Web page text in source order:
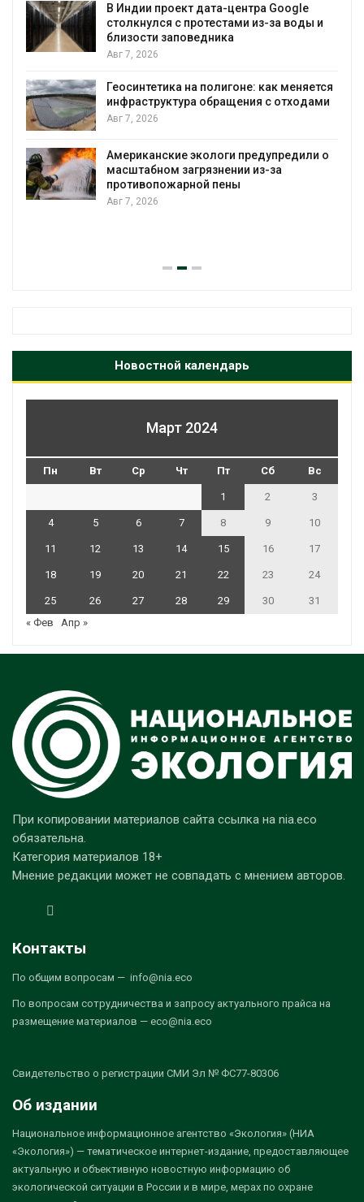
В Индии проект дата-центра Google
столкнулся с протестами из-за воды и
близости заповедника
Авг 7, 2026
Геосинтетика на полигоне: как меняется
инфраструктура обращения с отходами
Авг 7, 2026
Американские экологи предупредили о
масштабном загрязнении из-за
противопожарной пены
Авг 7, 2026
Новостной календарь
Март 2024
Пн Вт Ср Чт Пт Сб Вс
1 2 3
4 5 6 7 8 9 10
11 12 13 14 15 16 17
18 19 20 21 22 23 24
25 26 27 28 29 30
31
« Фев
Апр »
При копировании материалов сайта ссылка на nia.eco
обязательна.
Категория материалов 18+
Мнение редакции может не совпадать с мнением авторов.
Контакты
По общим вопросам — info@nia.eco
По вопросам сотрудничества и запросу актуального прайса на
размещение материалов — eco@nia.eco
Свидетельство о регистрации СМИ Эл № ФС77-80306
Об издании
Национальное информационное агентство «Экология» (НИА
«Экология») — тематическое интернет-издание, предоставляющее
актуальную и объективную новостную информацию об
экологической ситуации в России и в мире, мерах по охране